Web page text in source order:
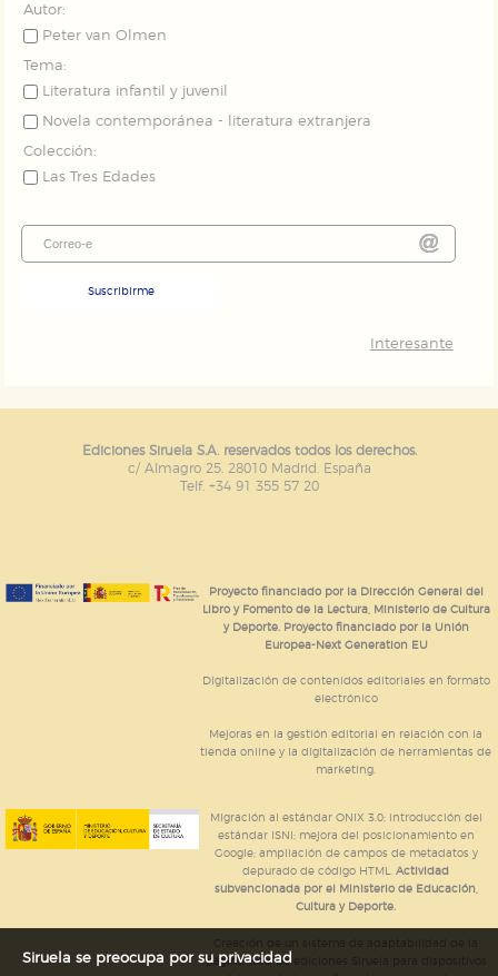
Autor:
Peter van Olmen
Tema:
Literatura infantil y juvenil
Novela contemporánea - literatura extranjera
Colección:
Las Tres Edades
Suscribirme
Interesante
Ediciones Siruela S.A. reservados todos los derechos.
c/ Almagro 25. 28010 Madrid. España
Telf. +34 91 355 57 20
Proyecto financiado por la Dirección General del
Libro y Fomento de la Lectura, Ministerio de Cultura
y Deporte. Proyecto financiado por la Unión
Europea-Next Generation EU
Digitalización de contenidos editoriales en formato
electrónico
Mejoras en la gestión editorial en relación con la
tienda online y la digitalización de herramientas de
marketing.
Migración al estándar ONIX 3.0; introducción del
estándar ISNI; mejora del posicionamiento en
Google; ampliación de campos de metadatos y
depurado de código HTML.Actividad
subvencionada por el Ministerio de Educación,
Cultura y Deporte.
página web de ediciones Siruela para dispositivos
Siruela se preocupa por su privacidad